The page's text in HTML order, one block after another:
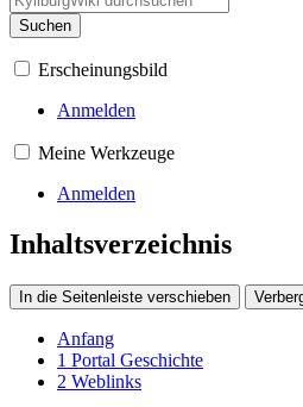
Suchen
Erscheinungsbild
Anmelden
Meine Werkzeuge
Anmelden
Inhaltsverzeichnis
In die Seitenleiste verschieben
Anfang
1 Portal Geschichte
2 Weblinks